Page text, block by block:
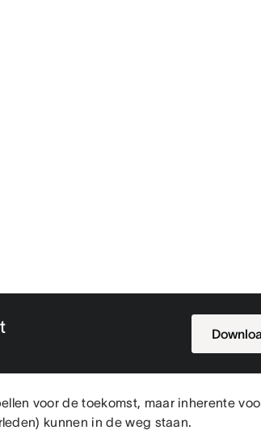
voor de toekomst, maar inherente
kunnen in de weg staan.